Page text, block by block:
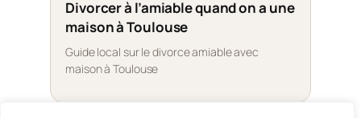
Divorcer à l’amiable quand on a une
maison à Toulouse
Guide local sur le divorce amiable avec
maison à Toulouse